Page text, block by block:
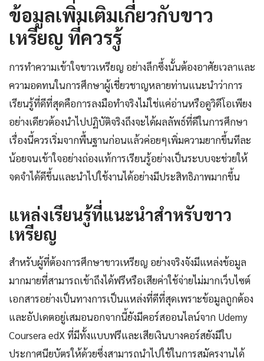
ข้อมูลเพิ่มเติมเกี่ยวกับขาว
เหรียญ ที่ควรรู้
การทำความเข้าใจขาวเหรียญ อย่างลึกซึ้งนั้นต้องอาศัยเวลาและ
ความอดทนในการศึกษาผู้เชี่ยวชาญหลายท่านแนะนำว่าการ
เรียนรู้ที่ดีที่สุดคือการลงมือทำจริงไม่ใช่แค่อ่านหรือดูวิดีโอเพียง
อย่างเดียวต้องนำไปปฏิบัติจริงถึงจะได้ผลลัพธ์ที่ดีในการศึกษา
เรื่องนี้ควรเริ่มจากพื้นฐานก่อนแล้วค่อยๆเพิ่มความยากขึ้นทีละ
น้อยจนเข้าใจอย่างถ่องแท้การเรียนรู้อย่างเป็นระบบจะช่วยให้
จดจำได้ดีขึ้นและนำไปใช้งานได้อย่างมีประสิทธิภาพมากขึ้น
แหล่งเรียนรู้ที่แนะนำสำหรับขาว
เหรียญ
สำหรับผู้ที่ต้องการศึกษาขาวเหรียญ อย่างจริงจังมีแหล่งข้อมูล
มากมายที่สามารถเข้าถึงได้ฟรีหรือเสียค่าใช้จ่ายไม่มากเว็บไซต์
เอกสารอย่างเป็นทางการเป็นแหล่งที่ดีที่สุดเพราะข้อมูลถูกต้อง
และอัปเดตอยู่เสมอนอกจากนี้ยังมีคอร์สออนไลน์จาก Udemy
Coursera edX ที่มีทั้งแบบฟรีและเสียเงินบางคอร์สยังมีใบ
ประกาศนียบัตรให้ด้วยซึ่งสามารถนำไปใช้ในการสมัครงานได้